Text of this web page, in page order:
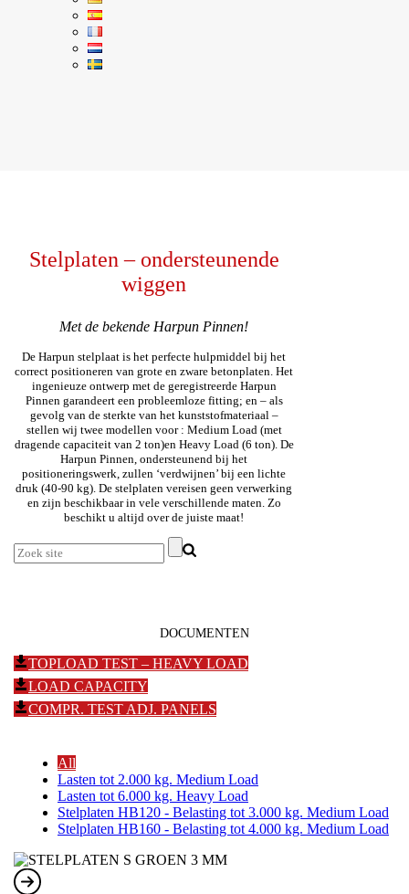
Stelplaten – ondersteunende
wiggen
Met de bekende Harpun Pinnen!
De Harpun stelplaat is het perfecte hulpmiddel bij het
correct positioneren van grote en zware betonplaten. Het
ingenieuze ontwerp met de geregistreerde Harpun
Pinnen garandeert een probleemloze fitting; en – als
gevolg van de sterkte van het kunststofmateriaal –
stellen wij twee modellen voor : Medium Load (met
dragende capaciteit van 2 ton)en Heavy Load (6 ton). De
Harpun Pinnen, ondersteunend bij het
positioneringswerk, zullen ‘verdwijnen’ bij een lichte
druk (40-90 kg). De stelplaten vereisen geen verwerking
en zijn beschikbaar in vele verschillende maten. Zo
beschikt u altijd over de juiste maat!
DOCUMENTEN
TOPLOAD TEST – HEAVY LOAD
LOAD CAPACITY
COMPR. TEST ADJ. PANELS
All
Lasten tot 2.000 kg. Medium Load
Lasten tot 6.000 kg. Heavy Load
Stelplaten HB120 - Belasting tot 3.000 kg. Medium Load
Stelplaten HB160 - Belasting tot 4.000 kg. Medium Load